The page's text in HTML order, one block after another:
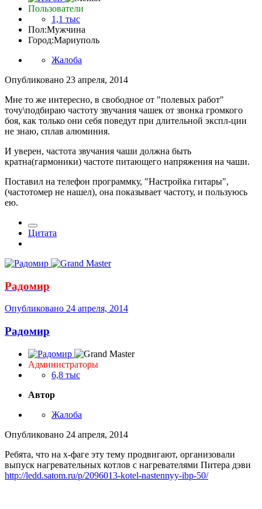
Пользователи
1,1 тыс
Пол:Мужчина
Город:Мариуполь
Жалоба
Опубликовано 23 апреля, 2014
Мне то же интересно, в свободное от "полевых работ"
точу\подбираю частоту звучания чашек от звонка громкого
боя, как только они себя поведут при длительной экспл-ции
не знаю, сплав алюминия.
И уверен, частота звучания чаши должна быть
кратна(гармоники) частоте питающего напряжения на чаши.
Поставил на телефон программку, "Настройка гитары",
(частотомер не нашел), она показывает частоту, и пользуюсь
ею.
Цитата
Радомир
Опубликовано 24 апреля, 2014
Радомир
Администраторы
6,8 тыс
Автор
Жалоба
Опубликовано 24 апреля, 2014
Ребята, что на х-фаге эту тему продвигают, организовали
выпуск нагревательных котлов с нагревателями Питера дэви
http://ledd.satom.ru/p/2096013-kotel-nastennyy-ibp-50/